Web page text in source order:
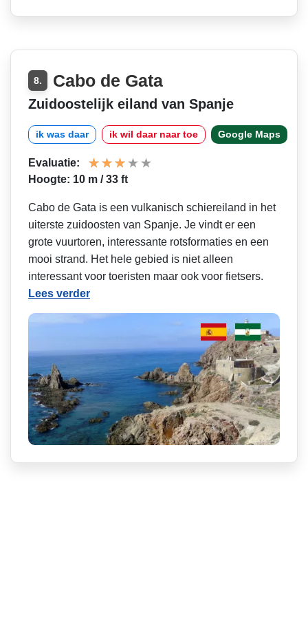
8. Cabo de Gata
Zuidoostelijk eiland van Spanje
ik was daar ik wil daar naar toe Google Maps
Evaluatie:
Hoogte: 10 m / 33 ft
Cabo de Gata is een vulkanisch schiereiland in het
uiterste zuidoosten van Spanje. Je vindt er een
grote vuurtoren, interessante rotsformaties en een
mooi strand. Het hele gebied is niet alleen
interessant voor toeristen maar ook voor fietsers.
Lees verder